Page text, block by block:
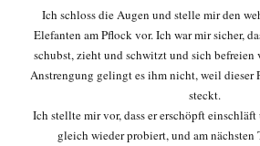
Ich schloss die Augen und stelle mir den
Elefanten am Pflock vor. Ich war mir sicher,
schubst, zieht und schwitzt und sich befreien
Anstrengung gelingt es ihm nicht, weil dieser
steckt.
Ich stellte mir vor, dass er erschöpft einschläft
gleich wieder probiert, und am nächsten